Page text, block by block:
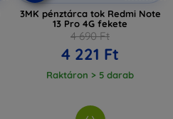
3MK pénztárca tok Redmi Note
13 Pro 4G fekete
4 690 Ft
4 221 Ft
Raktáron > 5 darab